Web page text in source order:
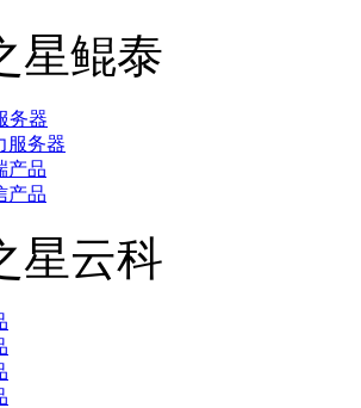
星鲲泰
务器
服务器
产品
产品
星云科